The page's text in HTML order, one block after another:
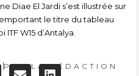
Diae El Jardi s’est illustrée sur
le titre du tableau
W15 d’Antalya.
PARLA RÉDACTION